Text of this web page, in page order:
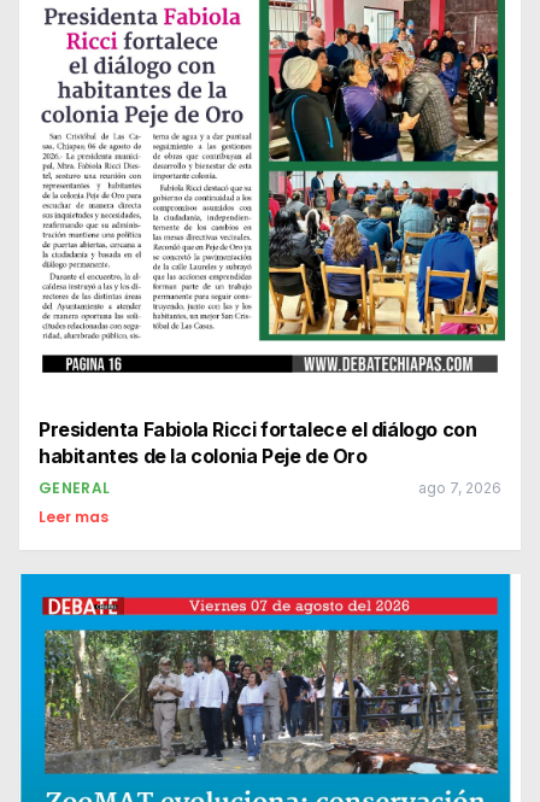
Presidenta Fabiola Ricci fortalece el diálogo con
habitantes de la colonia Peje de Oro
GENERAL ago 7, 2026
Leer mas